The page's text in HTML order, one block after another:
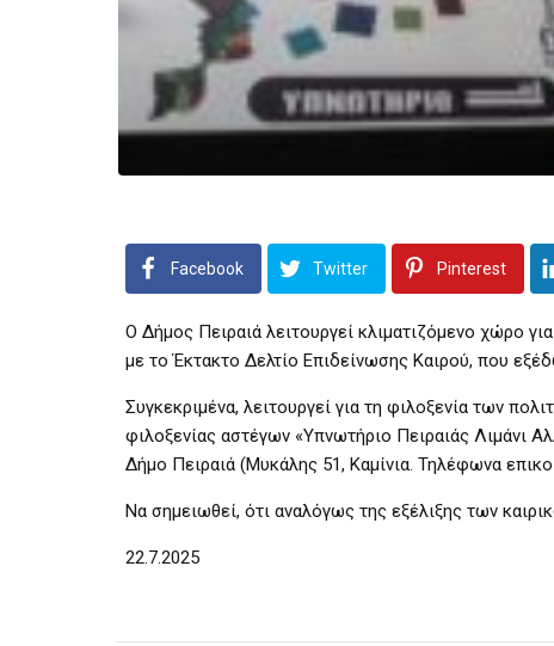
Facebook Twitter Pinterest
Ο Δήμος Πειραιά λειτουργεί κλιματιζόμενο χώρο
με το Έκτακτο Δελτίο Επιδείνωσης Καιρού, που
Συγκεκριμένα, λειτουργεί για τη φιλοξενία των
φιλοξενίας αστέγων «Υπνωτήριο Πειραιάς Λιμάνι
Δήμο Πειραιά (Μυκάλης 51, Καμίνια. Τηλέφωνα
Να σημειωθεί, ότι αναλόγως της εξέλιξης των
22.7.2025